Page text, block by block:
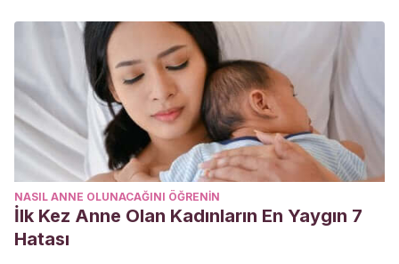
NASIL ANNE OLUNACAĞINI ÖĞRENIN
İlk Kez Anne Olan Kadınların En Yaygın 7
Hatası